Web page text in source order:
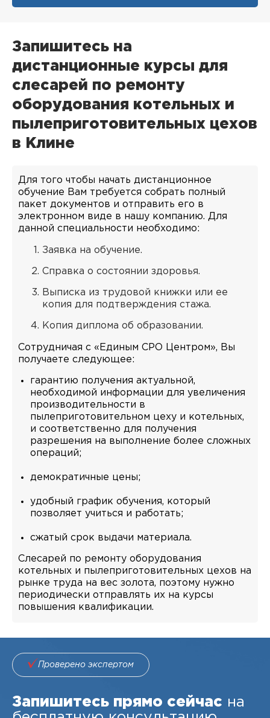
Запишитесь на
дистанционные курсы для
слесарей по ремонту
оборудования котельных и
пылеприготовительных цехов
в Клине
Для того чтобы начать дистанционное
обучение Вам требуется собрать полный
пакет документов и отправить его в
электронном виде в нашу компанию. Для
данной специальности необходимо:
Заявка на обучение.
Справка о состоянии здоровья.
Выписка из трудовой книжки или ее
копия для подтверждения стажа.
Копия диплома об образовании.
Сотрудничая с «Единым СРО Центром», Вы
получаете следующее:
гарантию получения актуальной,
необходимой информации для увеличения
производительности в
пылеприготовительном цеху и котельных,
и соответственно для получения
разрешения на выполнение более сложных
операций;
демократичные цены;
удобный график обучения, который
позволяет учиться и работать;
сжатый срок выдачи материала.
Слесарей по ремонту оборудования
котельных и пылеприготовительных цехов на
рынке труда на вес золота, поэтому нужно
периодически отправлять их на курсы
повышения квалификации.
Проверено экспертом
Запишитесь прямо сейчас на